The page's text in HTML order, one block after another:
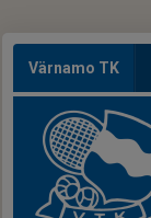
Värnamo TK